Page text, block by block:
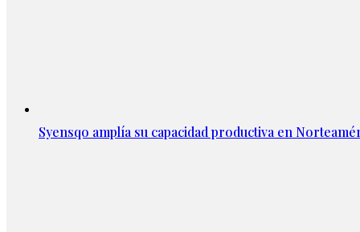
Syensqo amplía su capacidad productiva en